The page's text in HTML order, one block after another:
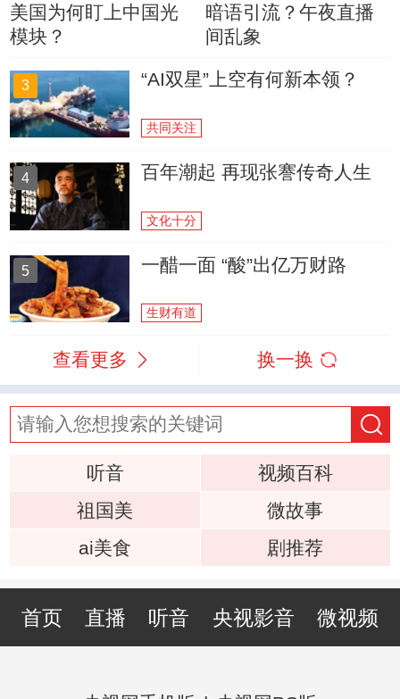
美国为何盯上中国光
模块？
暗语引流？午夜直播
间乱象
3 “AI双星”上空有何新本领？
共同关注
4 百年潮起 再现张謇传奇人生
文化十分
5 一醋一面 “酸”出亿万财路
生财有道
查看更多 换一换
听音
视频百科
祖国美
微故事
ai美食
剧推荐
首页 直播 听音 央视影音 微视频